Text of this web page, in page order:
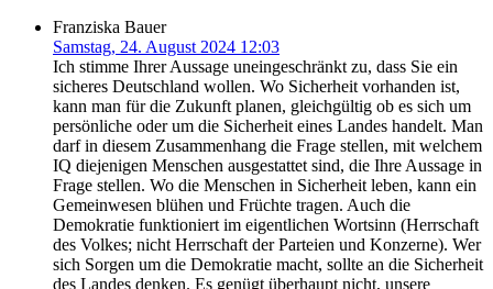
Franziska Bauer
Samstag, 24. August 2024 12:03
Ich stimme Ihrer Aussage uneingeschränkt zu, dass Sie ein
sicheres Deutschland wollen. Wo Sicherheit vorhanden ist,
kann man für die Zukunft planen, gleichgültig ob es sich um
persönliche oder um die Sicherheit eines Landes handelt. Man
darf in diesem Zusammenhang die Frage stellen, mit welchem
IQ diejenigen Menschen ausgestattet sind, die Ihre Aussage in
Frage stellen. Wo die Menschen in Sicherheit leben, kann ein
Gemeinwesen blühen und Früchte tragen. Auch die
Demokratie funktioniert im eigentlichen Wortsinn (Herrschaft
des Volkes; nicht Herrschaft der Parteien und Konzerne). Wer
sich Sorgen um die Demokratie macht, sollte an die Sicherheit
des Landes denken. Es genügt überhaupt nicht, unsere